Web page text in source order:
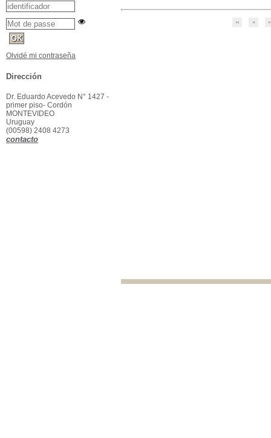
Olvidé mi contraseña
Dirección
Dr. Eduardo Acevedo N° 1427 -
primer piso- Cordón
MONTEVIDEO
Uruguay
(00598) 2408 4273
contacto